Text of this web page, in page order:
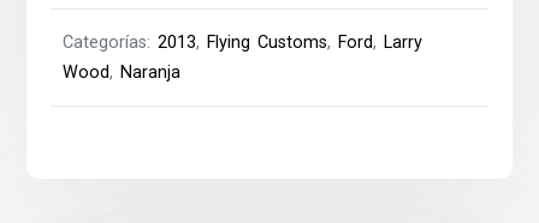
Categorías:2013, Flying Customs, Ford, Larry
Wood, Naranja